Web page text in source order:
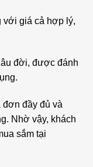
giá cả hợp lý,
đời, được đánh
đơn đầy đủ và
Nhờ vậy, khách
sắm tại